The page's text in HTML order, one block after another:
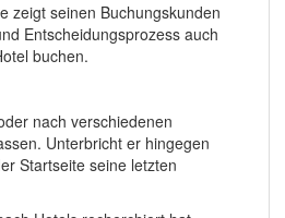
zeigt seinen Buchungskunden
Entscheidungsprozess auch
buchen.
nach verschiedenen
Unterbricht er hingegen
Startseite seine letzten